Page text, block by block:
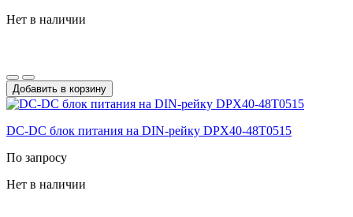
Нет в наличии
Добавить в корзину
DC-DС блок питания на DIN-рейку DPX40-48T0515
По запросу
Нет в наличии